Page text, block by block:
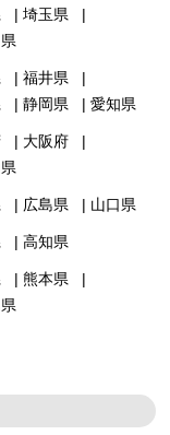
埼玉県
福井県
静岡県 愛知県
大阪府
広島県 山口県
高知県
熊本県